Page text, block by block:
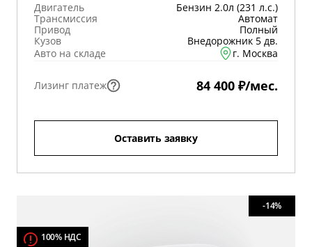
Двигатель
Бензин 2.0л (231 л.с.)
Трансмиссия
Автомат
Привод
Полный
Кузов
Внедорожник 5 дв.
Авто на складе
г. Москва
Лизинг платеж 84 400 ₽/мес.
Оставить заявку
100% НДС
-14%